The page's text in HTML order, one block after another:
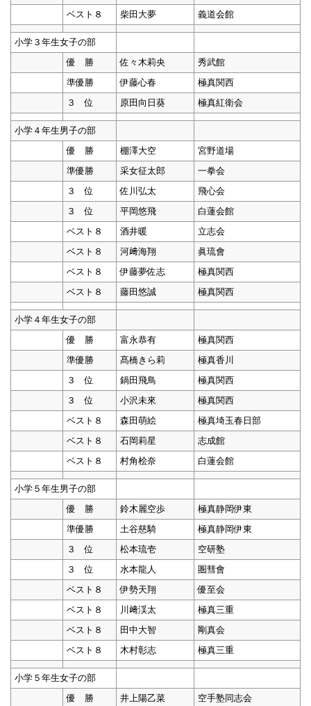
ベスト８
柴田大夢 義道会館
小学３年生女子の部
優 勝
佐々木莉央
秀武館
準優勝
伊藤心春
極真関西
３ 位
原田向日葵 極真紅衛会
小学４年生男子の部
優 勝
棚澤大空
宮野道場
準優勝
采女征太郎
一拳会
３ 位
佐川弘太
飛心会
３ 位
平岡悠飛
白蓮会館
ベスト８
酒井暖
立志会
ベスト８
河﨑海翔
眞琉會
ベスト８
伊藤夢佐志
極真関西
ベスト８
藤田悠誠 極真関西
小学４年生女子の部
優 勝
富永恭有
極真関西
準優勝
髙橋きら莉
極真香川
３ 位
鍋田飛鳥
極真関西
３ 位
小沢未來
極真関西
ベスト８
森田萌絵
極真埼玉春日部
ベスト８
石岡莉星
志成館
ベスト８
村角桧奈 白蓮会館
小学５年生男子の部
優 勝
鈴木麗空歩
極真静岡伊東
準優勝
土谷慈騎
極真静岡伊東
３ 位
松本琉壱
空研塾
３ 位
水本龍人
圏彗會
ベスト８
伊勢天翔
優至会
ベスト８
川﨑渓太
極真三重
ベスト８
田中大智
剛真会
ベスト８
木村彰志 極真三重
小学５年生女子の部
優 勝
井上陽乙菜 空手塾同志会